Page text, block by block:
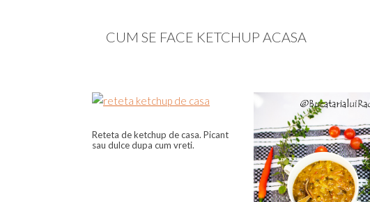
CUM SE FACE KETCHUP ACASA
Reteta de ketchup de casa. Picant
sau dulce dupa cum vreti.